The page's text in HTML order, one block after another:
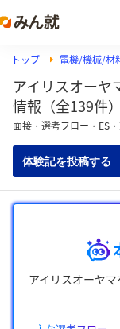
トップ 電機/機械/材
アイリスオーヤ
情報（全139件）
面接・選考フロー・ES
体験記を投稿する
アイリスオーヤ